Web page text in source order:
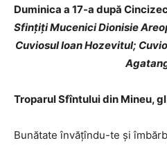
Duminica a 17-a după
Sfințiți Mucenici Dionisie
Cuviosul Ioan Hozevitul;
Troparul Sfîntului din Mineu,
Bunătate învățîndu-te și